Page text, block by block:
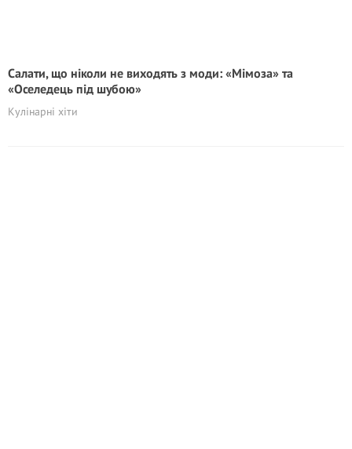
Салати, що ніколи не виходять з моди: «Мімоза» та
«Оселедець під шубою»
Кулінарні хіти